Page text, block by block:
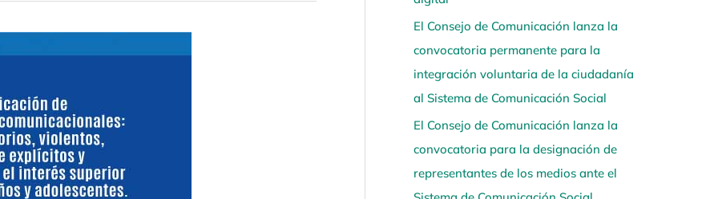
El Consejo de Comunicación lanza la
convocatoria permanente para la
integración voluntaria de la ciudadanía
al Sistema de Comunicación Social
El Consejo de Comunicación lanza la
convocatoria para la designación de
representantes de los medios ante el
a
a
q
u
í